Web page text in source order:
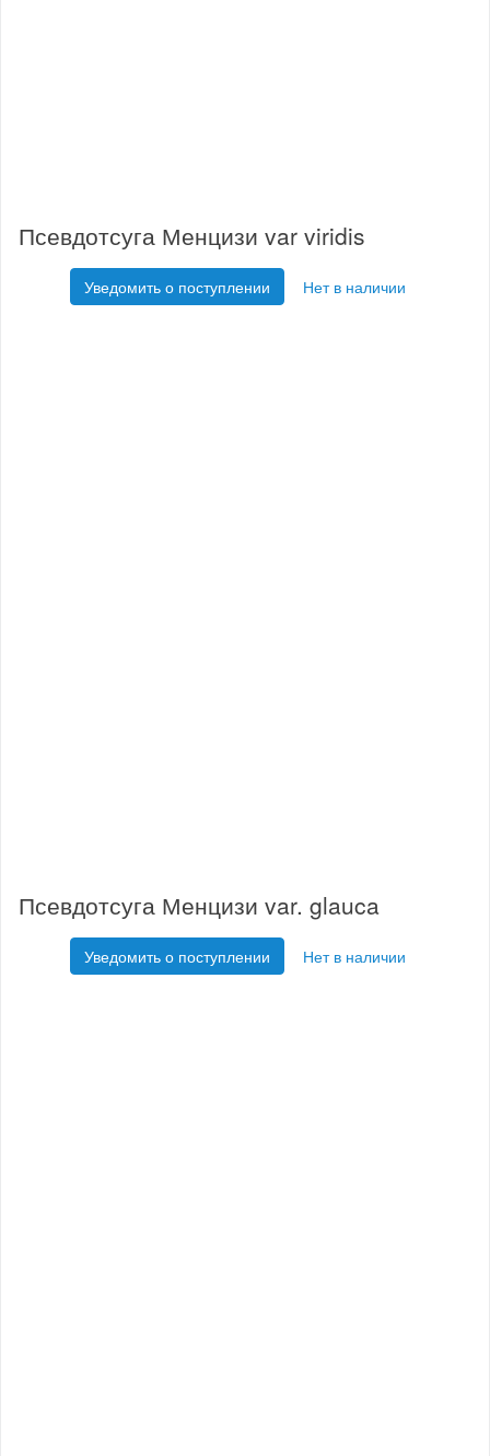
Псевдотсуга Менцизи var viridis
Уведомить о поступлении Нет в наличии
Псевдотсуга Менцизи var. glauca
Уведомить о поступлении Нет в наличии